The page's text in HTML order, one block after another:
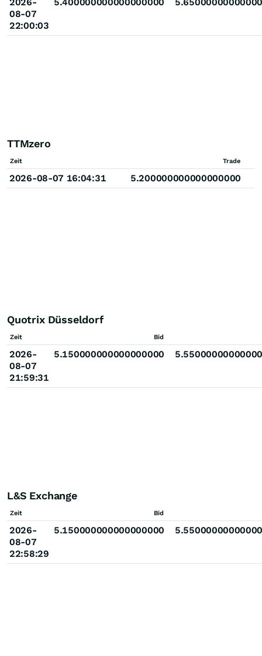
08-07
22:00:03
TTMzero
Zeit Trade
2026-08-07 16:04:31 5.200000000000000000
Quotrix Düsseldorf
Zeit Bid
2026-
08-07
21:59:31
5.150000000000000000
L&S Exchange
Zeit Bid
2026-
08-07
22:58:29
5.150000000000000000